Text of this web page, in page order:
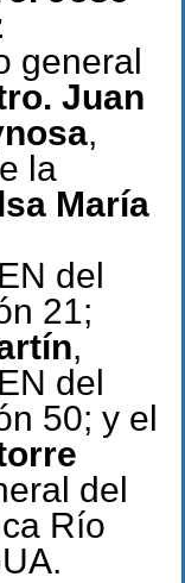
general
Juan
,
la
María
del
21;
,
del
50; y el
del
Río